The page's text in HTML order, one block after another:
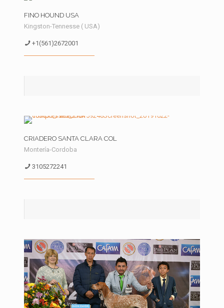
FINO HOUND USA
Kingston-Tennesse ( USA)
+1(561)2672001
CRIADERO SANTA CLARA COL
Montería-Cordoba
3105272241